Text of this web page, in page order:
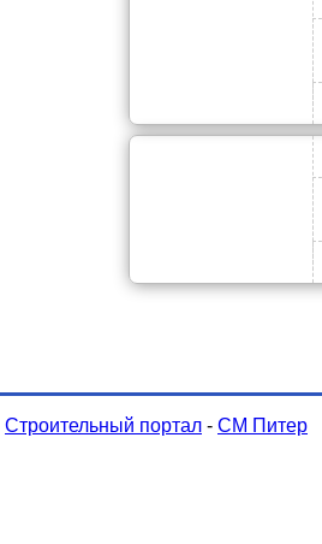
Строительный портал - СМ Питер